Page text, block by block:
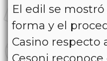
El edil se
forma y el
Casino respecto
Cesoni